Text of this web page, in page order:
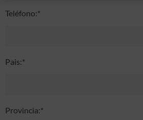
Teléfono:*
Pais:*
Provincia:*